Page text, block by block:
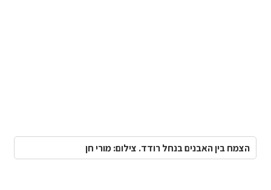
הצמח בין האבנים בנחל רודד. צילום: מורי חן